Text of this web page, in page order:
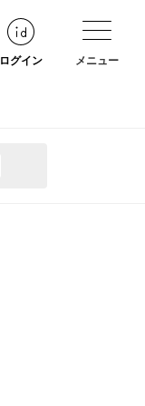
ログイン メニュー